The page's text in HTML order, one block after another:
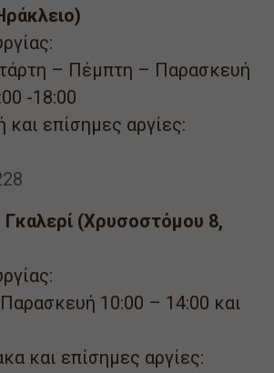
– Πέμπτη – Παρασκευή
-18:00
και επίσημες αργίες:
(Χρυσοστόμου 8,
10:00 – 14:00 και
και επίσημες αργίες: